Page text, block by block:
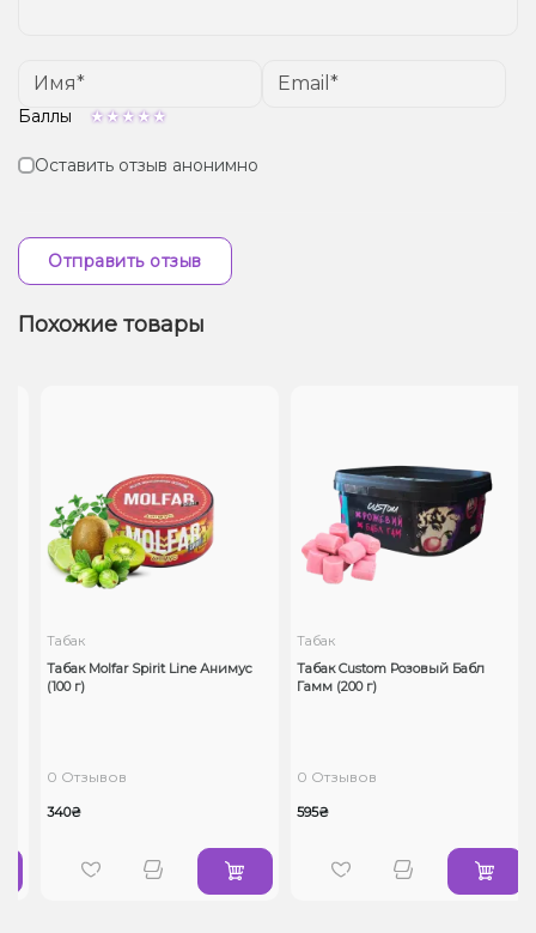
Баллы
Оставить отзыв анонимно
Отправить отзыв
Похожие товары
Табак
Табак Molfar Spirit Line Анимус
(100 г)
0 Отзывов
340₴
Табак
Табак Custom Розовый Бабл
Гамм (200 г)
0 Отзывов
595₴